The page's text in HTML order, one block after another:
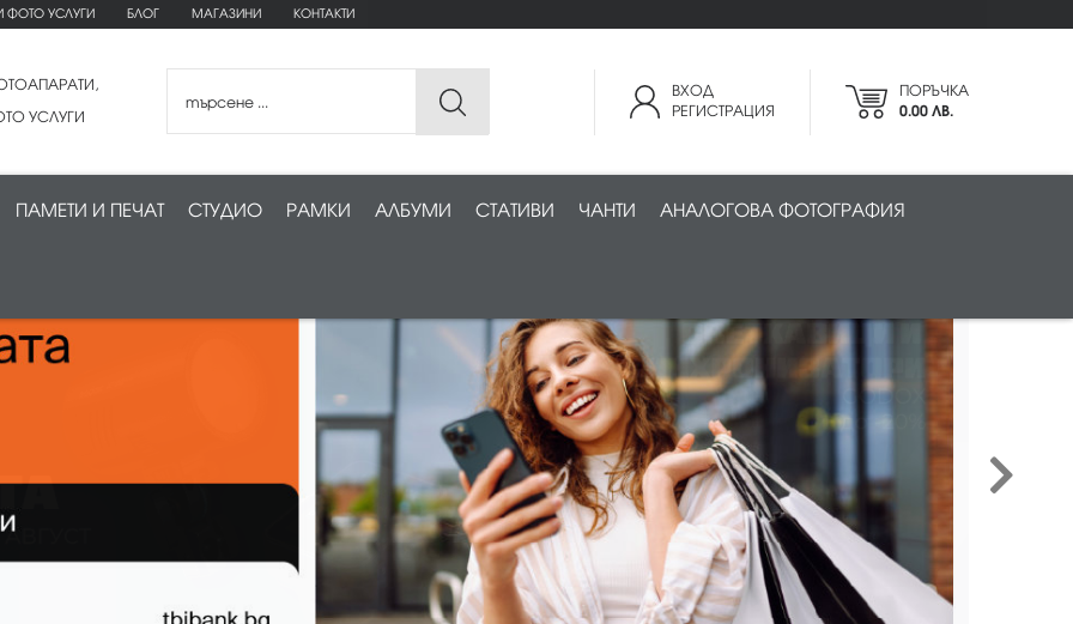
ФОТО УСЛУГИ БЛОГ МАГАЗИНИ КОНТАКТИ
УСЛУГИ
ВХОД
РЕГИСТРАЦИЯ
ПОРЪЧКА
0.00 ЛВ.
ПАМЕТИ И ПЕЧАТ СТУДИО РАМКИ АЛБУМИ СТАТИВИ ЧАНТИ АНАЛОГОВА ФОТОГРАФИЯ